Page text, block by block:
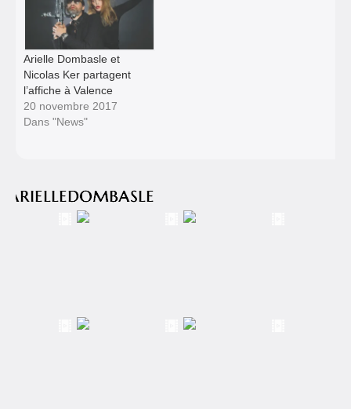
Arielle Dombasle et
Nicolas Ker partagent
l’affiche à Valence
20 novembre 2017
Dans "News"